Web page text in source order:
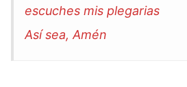
escuches mis plegarias
Así sea, Amén